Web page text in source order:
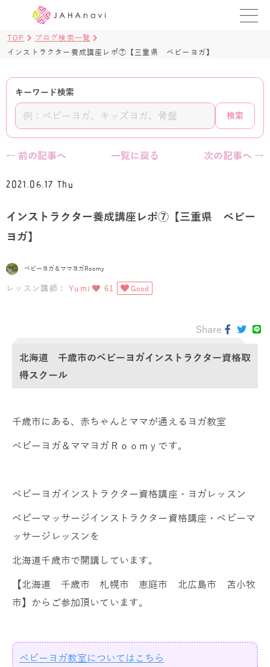
レッスンを探す
BLOG
ヨガ資格講座 ›
TOP
ブログ検索一覧
インストラクター養成講座レポ⑦【三重県 ベビーヨガ】
キーワード検索
検索
← 前の記事へ 一覧に戻る 次の記事へ →
2021.06.17 Thu
インストラクター養成講座レポ⑦【三重県 ベビー
ヨガ】
ベビーヨガ＆ママヨガRoomy
レッスン講師： Yumi 61 Good
Share
北海道 千歳市のベビーヨガインストラクター資格取
得スクール
千歳市にある、赤ちゃんとママが通えるヨガ教室
ベビーヨガ＆ママヨガＲｏｏｍｙです。
ベビーヨガインストラクター資格講座・ヨガレッスン
ベビーマッサージインストラクター資格講座・ベビーマ
ッサージレッスンを
北海道千歳市で開講しています。
【北海道 千歳市 札幌市 恵庭市 北広島市 苫小牧
市】からご参加頂いています。
ベビーヨガ教室についてはこちら